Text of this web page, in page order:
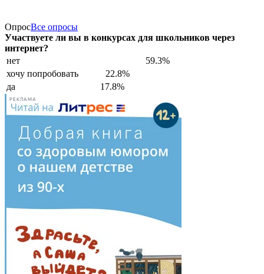
ОпросВсе опросы
Участвуете ли вы в конкурсах для школьников через
интернет?
нет
59.3%
хочу попробовать
22.8%
да
17.8%
РЕКЛАМА